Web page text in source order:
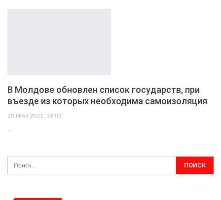
В Молдове обновлен список государств, при
въезде из которых необходима самоизоляция
20 Июл 2021, 16:01
…